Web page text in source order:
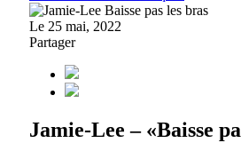
Le 25 mai, 2022
Partager
Jamie-Lee – «Baisse